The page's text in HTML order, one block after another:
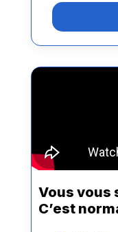
Vous vous
C’est